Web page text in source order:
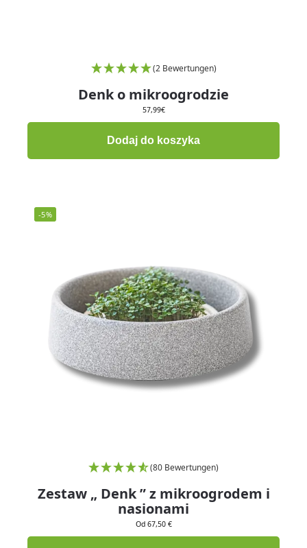
(2 Bewertungen)
Denk o mikroogrodzie
57,99€
Dodaj do koszyka
-5%
(80 Bewertungen)
Zestaw „ Denk ” z mikroogrodem i
nasionami
Od 67,50 €